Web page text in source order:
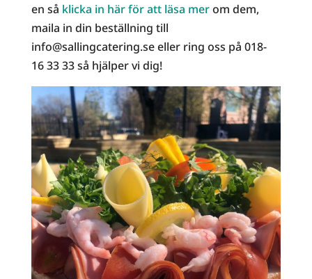
en så klicka in här för att läsa merom dem,
maila in din beställning till
info@sallingcatering.se eller ring oss på 018-
16 33 33 så hjälper vi dig!